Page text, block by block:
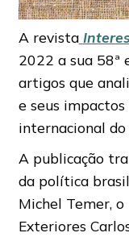
A revista
2022 a sua 58ª
artigos que
e seus
internacional do
A publicação
da política
Michel Temer,
Exteriores